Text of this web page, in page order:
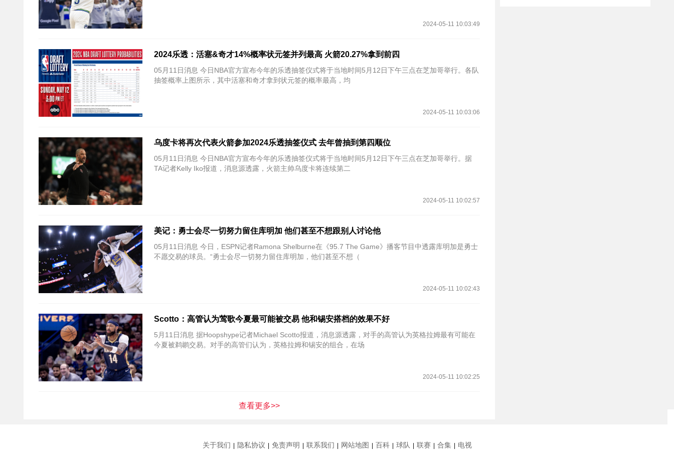
2024-05-11 10:03:49
2024乐透：活塞&奇才14%概率状元签并列最高 火箭20.27%拿到前四
05月11日消息 今日NBA官方宣布今年的乐透抽签仪式将于当地时间5月12日下午三点在芝加哥举行。各队
抽签概率上图所示，其中活塞和奇才拿到状元签的概率最高，均
2024-05-11 10:03:06
乌度卡将再次代表火箭参加2024乐透抽签仪式 去年曾抽到第四顺位
05月11日消息 今日NBA官方宣布今年的乐透抽签仪式将于当地时间5月12日下午三点在芝加哥举行。据
TA记者Kelly Iko报道，消息源透露，火箭主帅乌度卡将连续第二
2024-05-11 10:02:57
美记：勇士会尽一切努力留住库明加 他们甚至不想跟别人讨论他
05月11日消息 今日，ESPN记者Ramona Shelburne在《95.7 The Game》播客节目中透露库明加是勇士
不愿交易的球员。“勇士会尽一切努力留住库明加，他们甚至不想（
2024-05-11 10:02:43
Scotto：高管认为莺歌今夏最可能被交易 他和锡安搭档的效果不好
5月11日消息 据Hoopshype记者Michael Scotto报道，消息源透露，对手的高管认为英格拉姆最有可能在
今夏被鹈鹕交易。对手的高管们认为，英格拉姆和锡安的组合，在场
2024-05-11 10:02:25
查看更多>>
关于我们 隐私协议 免责声明 联系我们 网站地图 百科 球队 联赛 合集 电视